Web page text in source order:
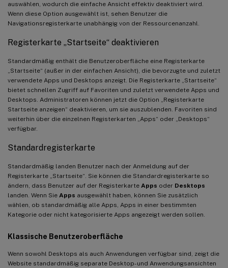
auswählen, wodurch die einfache Ansicht effektiv deaktiviert wird.
Wenn diese Option ausgewählt ist, sehen Benutzer die
Navigationsregisterkarte unabhängig von der Ressourcenanzahl.
Registerkarte „Startseite“ deaktivieren
Standardmäßig enthält die Benutzeroberfläche eine Registerkarte
„Startseite“ (außer in der einfachen Ansicht), die bevorzugte und zuletzt
verwendete Apps und Desktops anzeigt. Die Registerkarte „Startseite“
bietet schnellen Zugriff auf Favoriten und zuletzt verwendete Apps und
Desktops. Administratoren können jetzt die Option „Registerkarte
Startseite anzeigen“ deaktivieren, um sie auszublenden. Favoriten sind
weiterhin über die einzelnen Registerkarten „Apps“ oder „Desktops“
verfügbar.
Standardregisterkarte
Standardmäßig landen Benutzer nach der Anmeldung auf der
Registerkarte „Startseite“. Sie können die Standardregisterkarte so
ändern, dass Benutzer auf der Registerkarte Apps oder Desktops
landen. Wenn Sie Apps ausgewählt haben, können Sie zusätzlich
wählen, ob standardmäßig alle Apps, Apps in einer bestimmten
Kategorie oder nicht kategorisierte Apps angezeigt werden sollen.
Klassische Benutzeroberfläche
Wenn sowohl Desktops als auch Anwendungen verfügbar sind, zeigt die
Website standardmäßig separate Desktop- und Anwendungsansichten